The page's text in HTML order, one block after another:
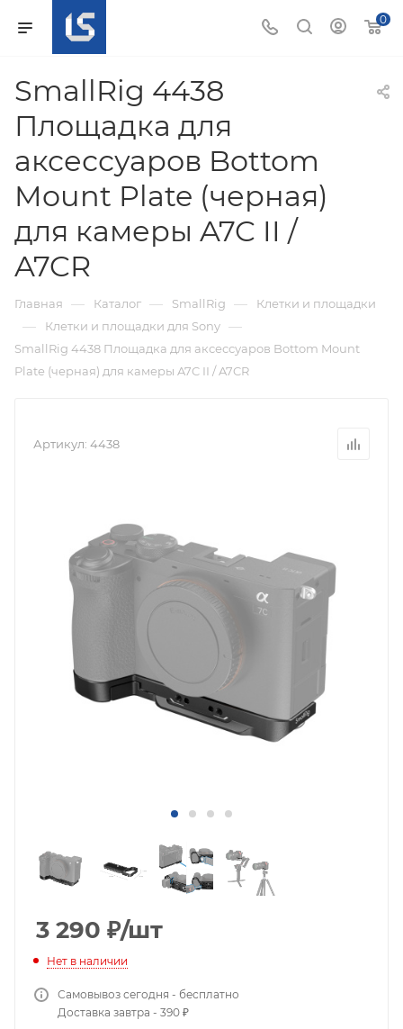
0
SmallRig 4438
Площадка для
аксессуаров Bottom
Mount Plate (черная)
для камеры A7C II /
A7CR
Главная — Каталог — SmallRig — Клетки и площадки
— Клетки и площадки для Sony —
SmallRig 4438 Площадка для аксессуаров Bottom Mount
Plate (черная) для камеры A7C II / A7CR
Артикул: 4438
3 290 ₽/шт
Нет в наличии
Самовывоз сегодня - бесплатно
Доставка завтра - 390 ₽